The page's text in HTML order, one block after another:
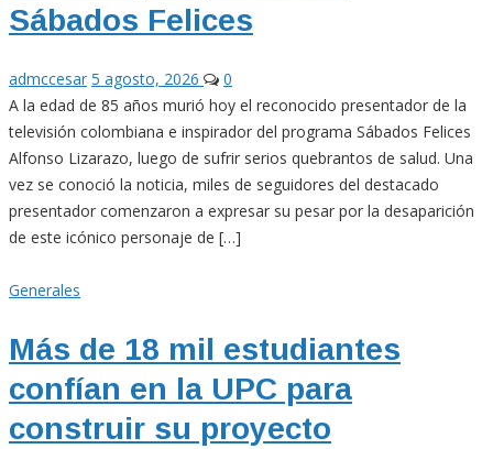
Sábados Felices
admccesar 5 agosto, 2026
0
A la edad de 85 años murió hoy el reconocido presentador de la
televisión colombiana e inspirador del programa Sábados Felices
Alfonso Lizarazo, luego de sufrir serios quebrantos de salud. Una
vez se conoció la noticia, miles de seguidores del destacado
presentador comenzaron a expresar su pesar por la desaparición
de este icónico personaje de […]
Generales
Más de 18 mil estudiantes
confían en la UPC para
construir su proyecto